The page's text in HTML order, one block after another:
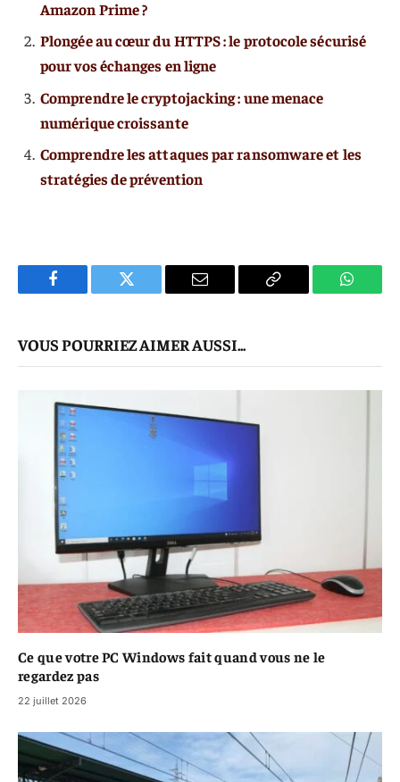
Amazon Prime ?
Plongée au cœur du HTTPS : le protocole sécurisé
pour vos échanges en ligne
Comprendre le cryptojacking : une menace
numérique croissante
Comprendre les attaques par ransomware et les
stratégies de prévention
Facebook Twitter
E-
Copier
VOUS POURRIEZ AIMER AUSSI...
Ce que votre PC Windows fait quand vous ne le
regardez pas
22 juillet 2026